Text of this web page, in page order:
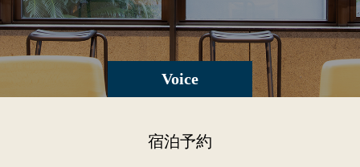
Voice
宿泊予約